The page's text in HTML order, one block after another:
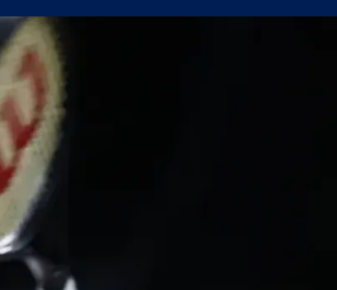
е да съм треньор на Левски
можеше да вземе точка от Левски